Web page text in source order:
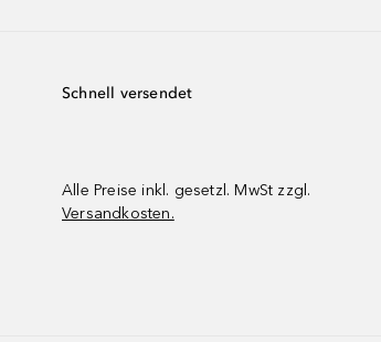
Schnell versendet
Alle Preise inkl. gesetzl. MwSt zzgl.
Versandkosten.